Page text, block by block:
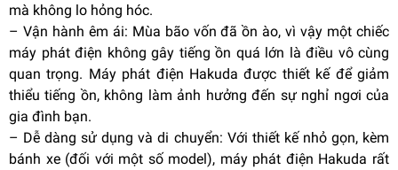
mà không lo hỏng hóc.
– Vận hành êm ái: Mùa bão vốn đã ồn ào, vì vậy một chiếc
máy phát điện không gây tiếng ồn quá lớn là điều vô cùng
quan trọng. Máy phát điện Hakuda được thiết kế để giảm
thiểu tiếng ồn, không làm ảnh hưởng đến sự nghỉ ngơi của
gia đình bạn.
– Dễ dàng sử dụng và di chuyển: Với thiết kế nhỏ gọn, kèm
bánh xe (đối với một số model), máy phát điện Hakuda rất